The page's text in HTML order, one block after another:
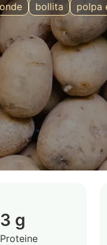
bollita polpa
3 g
Proteine